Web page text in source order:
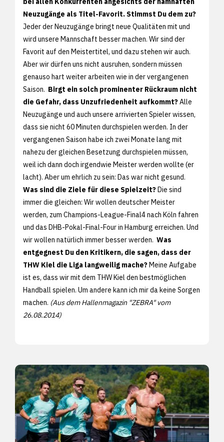
Neuzugänge als Titel-Favorit. Stimmst Du dem zu?
Jeder der Neuzugänge bringt neue Qualitäten mit und
wird unsere Mannschaft besser machen. Wir sind der
Favorit auf den Meistertitel, und dazu stehen wir auch.
Aber wir dürfen uns nicht ausruhen, sondern müssen
genauso hart weiter arbeiten wie in der vergangenen
Saison. Birgt ein solch prominenter Rückraum nicht
die Gefahr, dass Unzufriedenheit aufkommt?Alle
Neuzugänge und auch unsere arrivierten Spieler wissen,
dass sie nicht 60 Minuten durchspielen werden. In der
vergangenen Saison habe ich zwei Monate lang mit
nahezu der gleichen Besetzung durchspielen müssen,
weil ich dann doch irgendwie Meister werden wollte (er
lacht). Aber um ehrlich zu sein: Das war nicht gesund.
Was sind die Ziele für diese Spielzeit?Die sind
immer die gleichen: Wir wollen deutscher Meister
werden, zum Champions-League-Final4 nach Köln fahren
und das DHB-Pokal-Final-Four in Hamburg erreichen. Und
wir wollen natürlich immer besser werden. Was
entgegnest Du den Kritikern, die sagen, dass der
THW Kiel die Liga langweilig mache?Meine Aufgabe
ist es, dass wir mit dem THW Kiel den bestmöglichen
Handball spielen. Um andere kann ich mir da keine Sorgen
machen. (Aus dem Hallenmagazin "ZEBRA" vom
26.08.2014)